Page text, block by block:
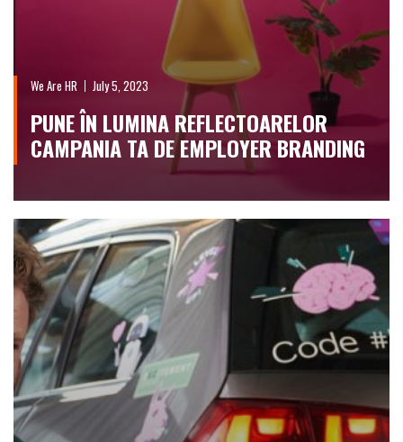
We Are HR July 5, 2023
PUNE ÎN LUMINA REFLECTOARELOR
CAMPANIA TA DE EMPLOYER BRANDING